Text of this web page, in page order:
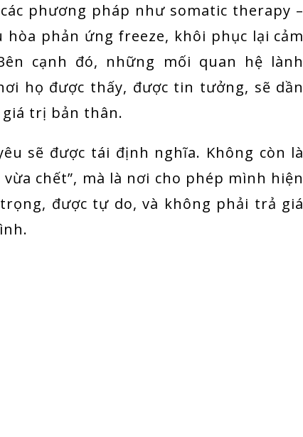
phương pháp như somatic therapy –
phản ứng freeze, khôi phục lại cảm
cạnh đó, những mối quan hệ lành
họ được thấy, được tin tưởng, sẽ dần
trị bản thân.
sẽ được tái định nghĩa. Không còn là
chết”, mà là nơi cho phép mình hiện
được tự do, và không phải trả giá